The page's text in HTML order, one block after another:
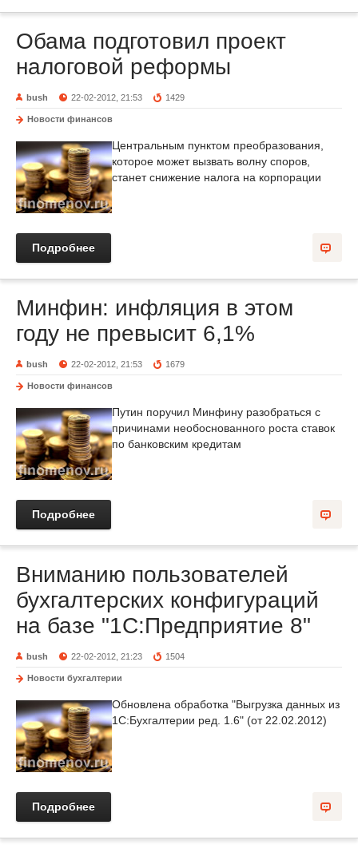
Обама подготовил проект
налоговой реформы
bush 22-02-2012, 21:53 1429
Новости финансов
Центральным пунктом преобразования,
которое может вызвать волну споров,
станет снижение налога на корпорации
Подробнее
Минфин: инфляция в этом
году не превысит 6,1%
bush 22-02-2012, 21:53 1679
Новости финансов
Путин поручил Минфину разобраться с
причинами необоснованного роста ставок
по банковским кредитам
Подробнее
Вниманию пользователей
бухгалтерских конфигураций
на базе "1С:Предприятие 8"
bush 22-02-2012, 21:23 1504
Новости бухгалтерии
Обновлена обработка "Выгрузка данных из
1С:Бухгалтерии ред. 1.6" (от 22.02.2012)
Подробнее